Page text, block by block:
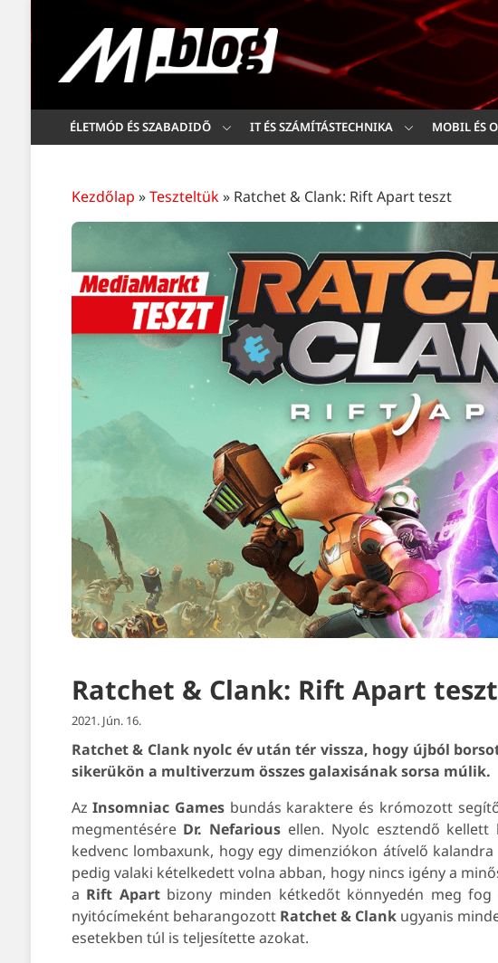
ÉLETMÓD ÉS SZABADIDŐ IT ÉS SZÁMÍTÁSTECHNIKA MOBIL ÉS
Kezdőlap »Teszteltük» Ratchet & Clank: Rift Apart teszt
Ratchet & Clank: Rift Apart teszt
2021. Jún. 16.
Ratchet & Clank nyolc év után tér vissza, hogy újból
sikerükön a multiverzum összes galaxisának sorsa múlik.
AzInsomniac Games bundás karaktere és krómozott
megmentéséreDr. Nefarious ellen. Nyolc esztendő
kedvenc lombaxunk, hogy egy dimenziókon átívelő kalandra
pedig valaki kételkedett volna abban, hogy nincs igény a
a Rift Apartbizony minden kétkedőt könnyedén meg fog
nyitócímeként beharangozott Ratchet & Clankugyanis
esetekben túl is teljesítette azokat.